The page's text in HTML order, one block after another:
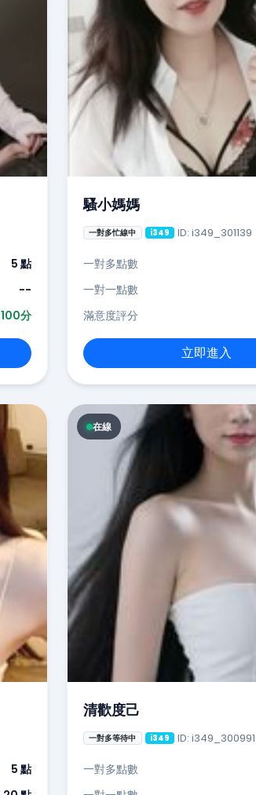
5 點
--
100分
騷小媽媽
一對多忙線中 i349 ID: i349_301139
一對多點數
一對一點數
滿意度評分
立即進入
5 點
在線
清歡度己
一對多等待中 i349 ID: i349_300991
一對多點數